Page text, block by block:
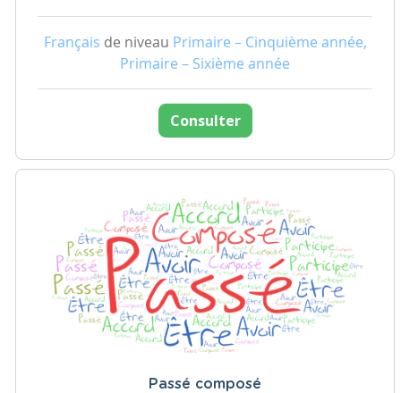
Français de niveau Primaire – Cinquième année,
Primaire – Sixième année
Consulter
Passé composé